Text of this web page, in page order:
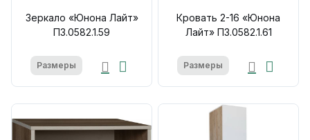
Зеркало «Юнона Лайт»
П3.0582.1.59
Размеры
Кровать 2-16 «Юнона
Лайт» П3.0582.1.61
Размеры